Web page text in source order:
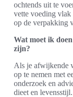
ochtends uit te
vette voeding
op de verpakking
Wat moet ik
zijn?
Als je afwijkende
op te nemen met
onderzoek en
dieet en levensstijl.